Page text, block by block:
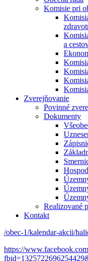
Komisie pri
a
Zverejňovanie
Povinné
Dokumenty
Realizované
Kontakt
/obec-1/kalendar-akcii/
https://